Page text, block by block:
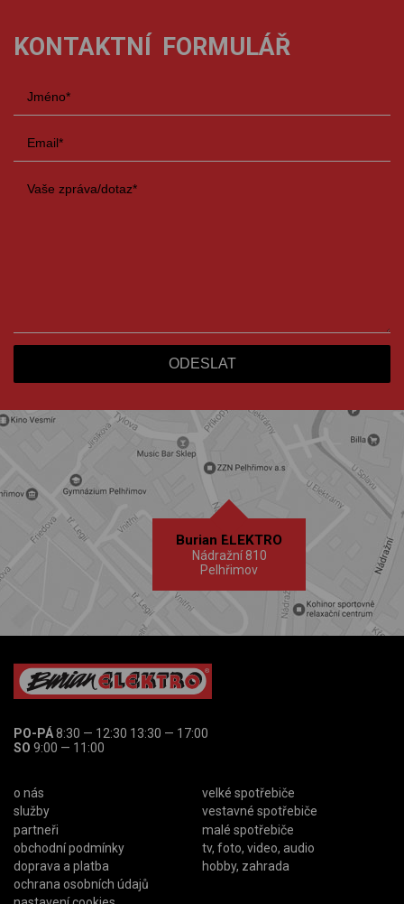
KONTAKTNÍ FORMULÁŘ
Burian ELEKTRO
Nádražní 810
Pelhřimov
PO-PÁ8:30 — 12:30 13:30 — 17:00
SO 9:00 — 11:00
o nás
služby
partneři
obchodní podmínky
doprava a platba
ochrana osobních údajů
velké spotřebiče
vestavné spotřebiče
malé spotřebiče
tv, foto, video, audio
hobby, zahrada